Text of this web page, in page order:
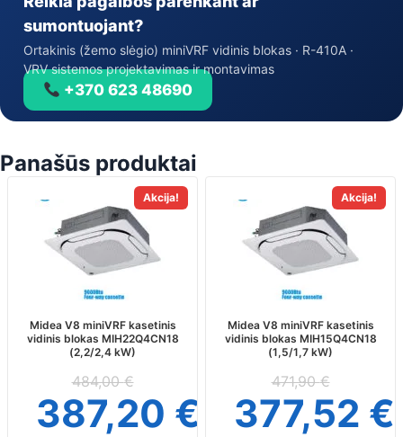
sumontuojant?
Ortakinis (žemo slėgio) miniVRF vidinis blokas · R-410A ·
VRV sistemos projektavimas ir montavimas
+370 623 48690
Panašūs produktai
Akcija!
Midea V8 miniVRF kasetinis
vidinis blokas MIH22Q4CN18
(2,2/2,4 kW)
484,00€
387,20 €
Akcija!
Midea V8 miniVRF kasetinis
vidinis blokas MIH15Q4CN18
(1,5/1,7 kW)
471,90€
377,52 €